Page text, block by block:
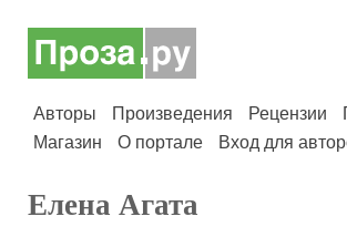
Авторы Произведения Рецензии
Магазин
О портале Вход для
Елена Агата